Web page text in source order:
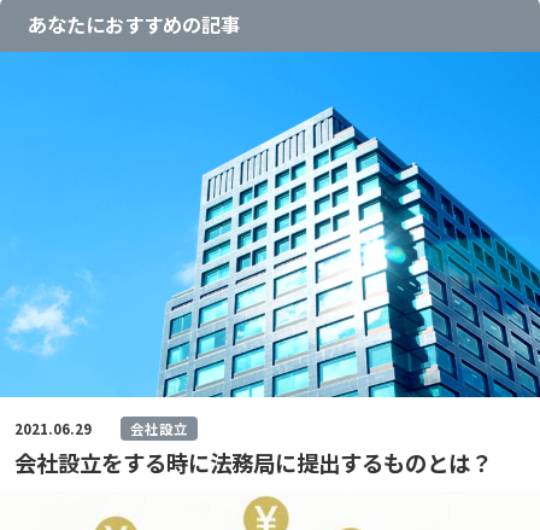
あなたにおすすめの記事
2021.06.29 会社設立
会社設立をする時に法務局に提出するものとは？